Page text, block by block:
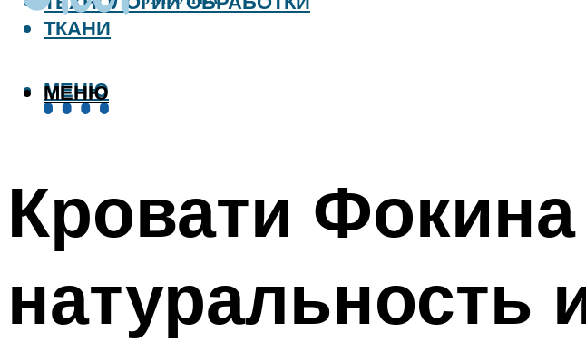
ТКАНИ
МЕНЮ
МЕНЮ
Кровати
натуральность